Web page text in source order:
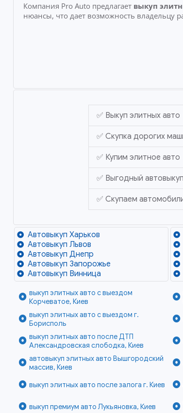
Компания Pro Auto предлагает выкуп
нюансы, что дает возможность владельцу
✅ Выкуп элитных авто
✅ Скупка дорогих
✅ Купим элитное авто
✅ Выгодный автовыкуп
✅ Скупаем
Автовыкуп Харьков
Автовыкуп Львов
Автовыкуп Днепр
Автовыкуп Запорожье
Автовыкуп Винница
выкуп элитных авто с выездом
Корчеватое, Киев
выкуп элитных авто с выездом г.
Борисполь
выкуп элитных авто после ДТП
Александровская слободка, Киев
автовыкуп элитных авто Вышгородский
массив, Киев
выкуп элитных авто после залога г. Киев
выкуп премиум авто Лукьяновка, Киев